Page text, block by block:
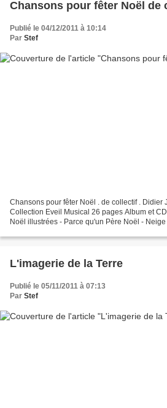
Chansons pour fêter Noël de
Publié le 04/12/2011 à 10:14
Par Stef
Chansons pour fêter Noël . de collectif . Didier
Collection Eveil Musical 26 pages Album et
Noël illustrées - Parce qu'un Père Noël -
L'imagerie de la Terre
Publié le 05/11/2011 à 07:13
Par Stef